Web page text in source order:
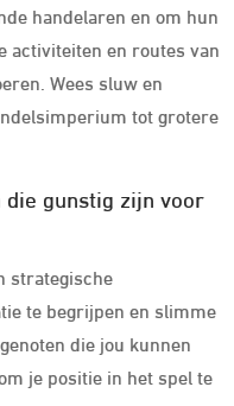
handelaren en om hun
activiteiten en routes van
Wees sluw en
tot grotere
gunstig zijn voor
strategische
te begrijpen en slimme
die jou kunnen
je positie in het spel te